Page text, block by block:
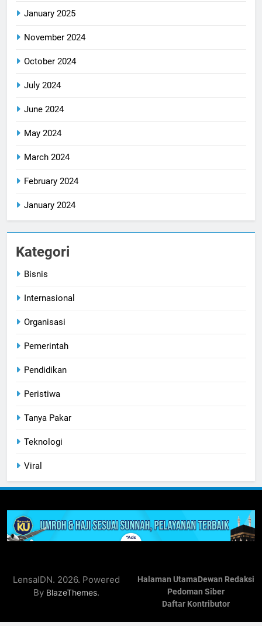
January 2025
November 2024
October 2024
July 2024
June 2024
May 2024
March 2024
February 2024
January 2024
Kategori
Bisnis
Internasional
Organisasi
Pemerintah
Pendidikan
Peristiwa
Tanya Pakar
Teknologi
Viral
LensaIDN. 2026. Powered
By BlazeThemes.
Halaman UtamaDewan Redaksi
Pedoman Siber
Daftar Kontributor